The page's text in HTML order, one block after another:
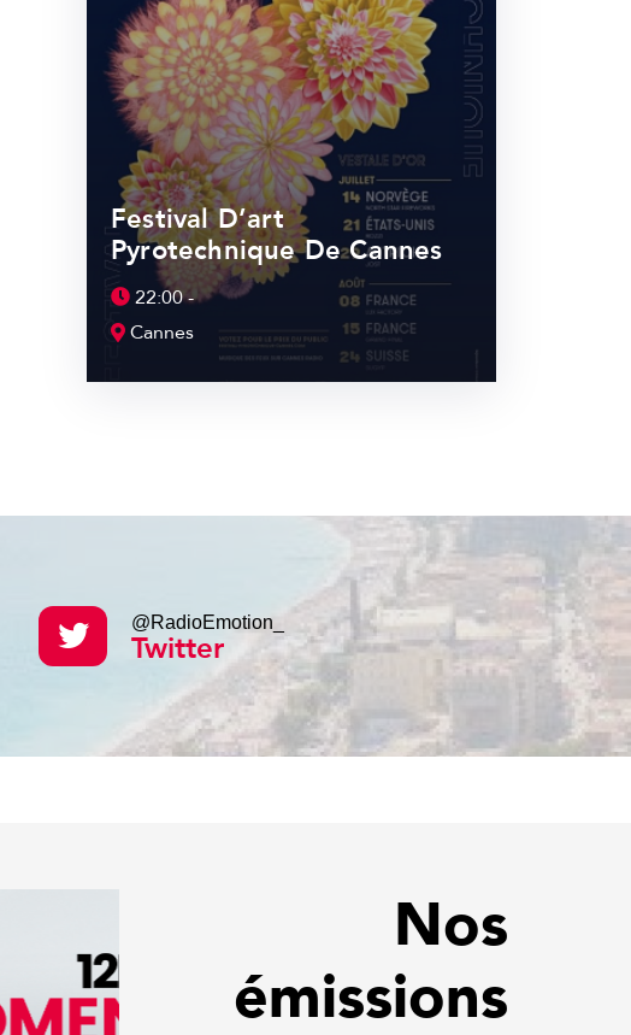
Festival D’art
Pyrotechnique De Cannes
22:00 -
Cannes
@RadioEmotion_
Twitter
Nos
émissions